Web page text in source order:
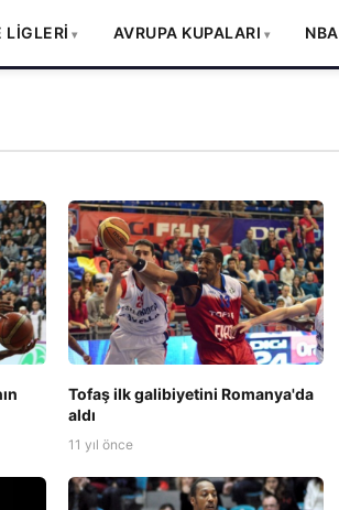
LİGLERİ AVRUPA KUPALARI NBA
Tofaş ilk galibiyetini Romanya'da
aldı
11 yıl önce